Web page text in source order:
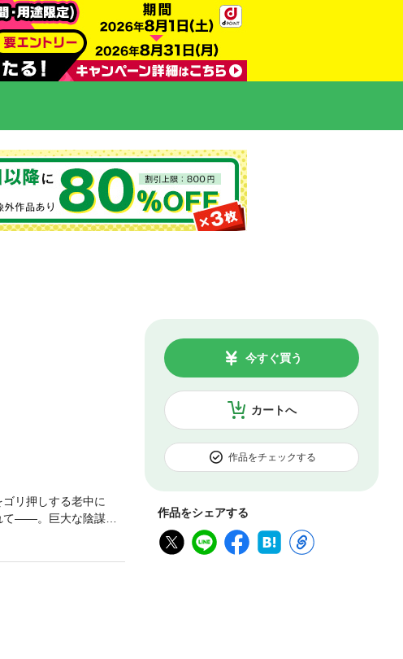
カートへ
今すぐ買う
作品をチェックする
作品をシェアする
リ押しする老中に
て――。巨大な陰謀に
リーズ第12弾。